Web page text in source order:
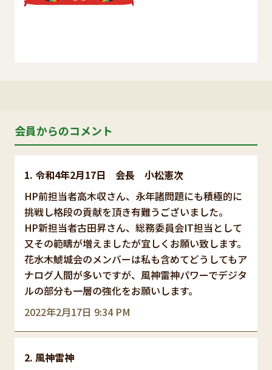
会員からのコメント
令和4年2月17日 会長 小松憲次
2022年2月17日 9:34 PM
HP前担当者高木収さん、永年諸問題にも積極的に
挑戦し格段の貢献を頂き有難うございました。
HP新担当者古田昇さん、総務委員会IT担当として
又その範疇が増えましたが宜しくお願い致します。
花水木鯱城会のメンバーは私も含めてどうしてもア
ナログ人間が多いですが、風神雷神パワーでデジタ
ルの部分も一層の強化をお願いします。
風神雷神